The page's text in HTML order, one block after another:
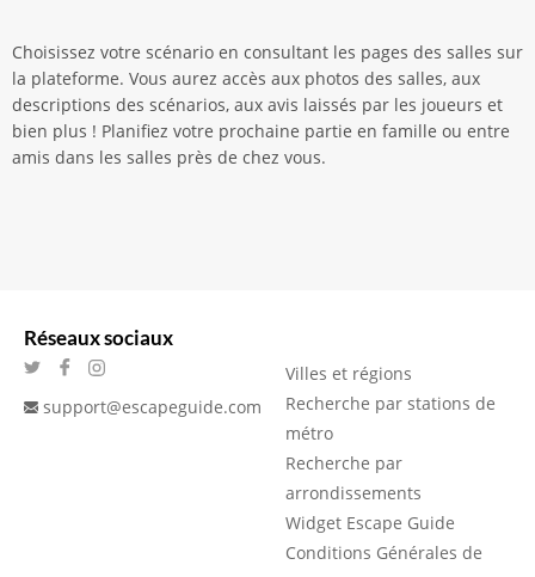
Choisissez votre scénario en consultant les pages des salles sur
la plateforme. Vous aurez accès aux photos des salles, aux
descriptions des scénarios, aux avis laissés par les joueurs et
bien plus ! Planifiez votre prochaine partie en famille ou entre
amis dans les salles près de chez vous.
Réseaux sociaux
support@escapeguide.com
Villes et régions
Recherche par stations de
métro
Recherche par
arrondissements
Widget Escape Guide
Conditions Générales de